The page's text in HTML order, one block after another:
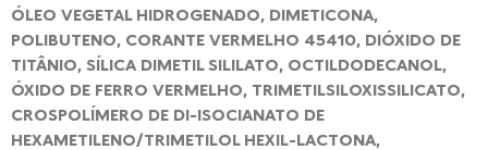
ÓLEO VEGETAL HIDROGENADO, DIMETICONA,
POLIBUTENO, CORANTE VERMELHO 45410, DIÓXIDO DE
TITÂNIO, SÍLICA DIMETIL SILILATO, OCTILDODECANOL,
ÓXIDO DE FERRO VERMELHO, TRIMETILSILOXISSILICATO,
CROSPOLÍMERO DE DI-ISOCIANATO DE
HEXAMETILENO/TRIMETILOL HEXIL-LACTONA,